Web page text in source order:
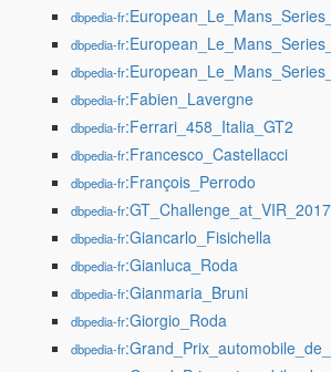
dbpedia-fr
dbpedia-fr
dbpedia-fr
dbpedia-fr:Fabien_Lavergne
dbpedia-fr:Ferrari_458_Italia_GT2
dbpedia-fr:Francesco_Castellacci
dbpedia-fr:François_Perrodo
dbpedia-fr:GT_Challenge_at_VIR_2017
dbpedia-fr:Giancarlo_Fisichella
dbpedia-fr:Gianluca_Roda
dbpedia-fr:Gianmaria_Bruni
dbpedia-fr:Giorgio_Roda
dbpedia-fr